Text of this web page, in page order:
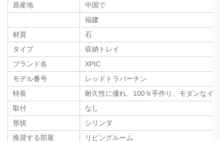
原産地
中国で
福建
材質
石
タイプ
収納トレイ
ブランド名
XPIC
モデル番号
レッドトラバーチン
特長
耐久性に優れ、100％手作り、モダンなイ
取付
なし
形状
シリンダ
推奨する部屋
リビングルーム